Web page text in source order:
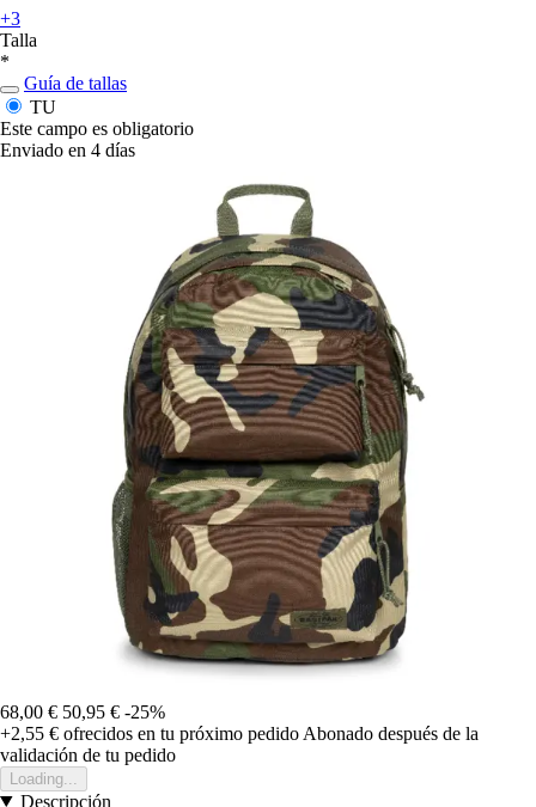
+3
Talla
*
Guía de tallas
TU
Este campo es obligatorio
Enviado en 4 días
68,00 € 50,95 € -25%
+2,55 € ofrecidos en tu próximo pedido Abonado después de la
validación de tu pedido
Loading...
Descripción